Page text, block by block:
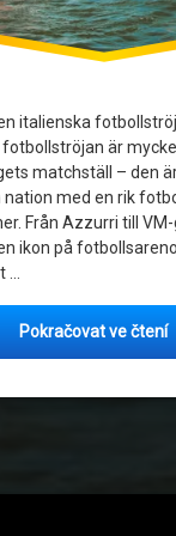
italienska
fotbollströjan är
matchställ – den
nation med en rik
Från Azzurri till
ikon på
Pokračovat ve čtení